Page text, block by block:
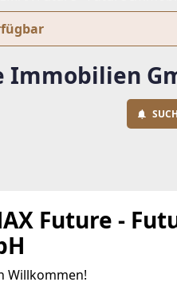
Immobilien
Future -
Willkommen!